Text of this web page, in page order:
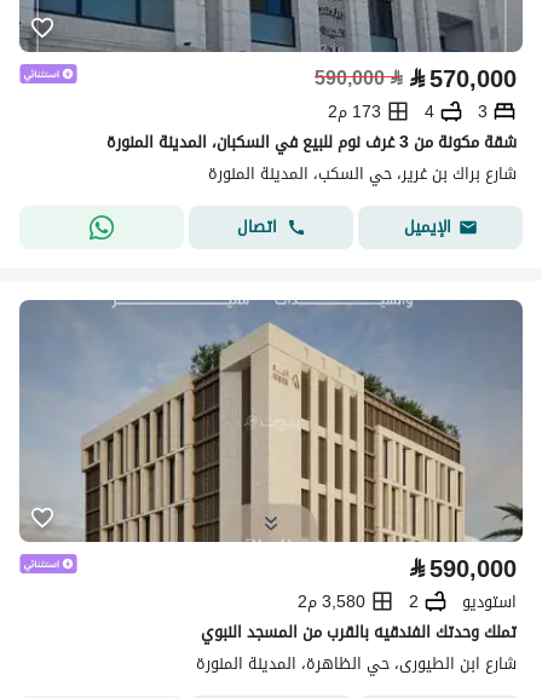
⃁570,000
⃁
590,000
3
4
173 م2
شقة مكونة من 3 غرف نوم للبيع في السكبان، المدينة المنورة
شارع براك بن غرير، حي السكب، المدينة المنورة
الإيميل
اتصال
⃁590,000
استوديو 2
3,580 م2
تملك وحدتك الفندقيه بالقرب من المسجد النبوي
شارع ابن الطيورى، حي الظاهرة، المدينة المنورة